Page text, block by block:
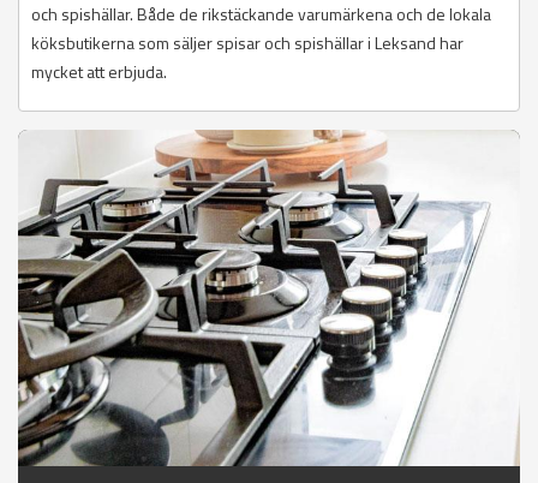
och spishällar. Både de rikstäckande varumärkena och de lokala
köksbutikerna som säljer spisar och spishällar i Leksand har
mycket att erbjuda.